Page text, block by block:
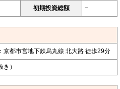
初期投資総額 −
京都市営地下鉄烏丸線 北大路 徒歩29分
）